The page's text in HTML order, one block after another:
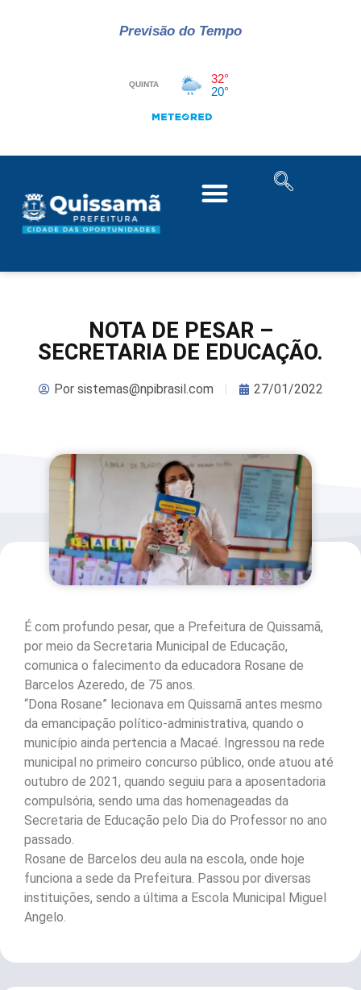
Previsão do Tempo
NOTA DE PESAR –
SECRETARIA DE EDUCAÇÃO.
Porsistemas@npibrasil.com 27/01/2022
É com profundo pesar, que a Prefeitura de Quissamã,
por meio da Secretaria Municipal de Educação,
comunica o falecimento da educadora Rosane de
Barcelos Azeredo, de 75 anos.
“Dona Rosane” lecionava em Quissamã antes mesmo
da emancipação político-administrativa, quando o
município ainda pertencia a Macaé. Ingressou na rede
municipal no primeiro concurso público, onde atuou até
outubro de 2021, quando seguiu para a aposentadoria
compulsória, sendo uma das homenageadas da
Secretaria de Educação pelo Dia do Professor no ano
passado.
Rosane de Barcelos deu aula na escola, onde hoje
funciona a sede da Prefeitura. Passou por diversas
instituições, sendo a última a Escola Municipal Miguel
Angelo.